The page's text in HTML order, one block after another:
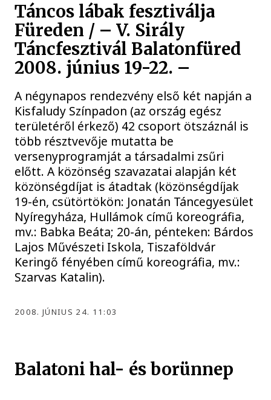
Táncos lábak fesztiválja
Füreden / – V. Sirály
Táncfesztivál Balatonfüred
2008. június 19-22. –
A négynapos rendezvény első két napján a
Kisfaludy Színpadon (az ország egész
területéről érkező) 42 csoport ötszáznál is
több résztvevője mutatta be
versenyprogramját a társadalmi zsűri
előtt. A közönség szavazatai alapján két
közönségdíjat is átadtak (közönségdíjak
19-én, csütörtökön: Jonatán Táncegyesület
Nyíregyháza, Hullámok című koreográfia,
mv.: Babka Beáta; 20-án, pénteken: Bárdos
Lajos Művészeti Iskola, Tiszaföldvár
Keringő fényében című koreográfia, mv.:
Szarvas Katalin).
2008. JÚNIUS 24. 11:03
Balatoni hal- és borünnep